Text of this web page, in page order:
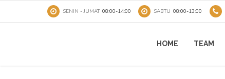
SENIN - JUMAT 08:00-14:00 SABTU 08:00-13:00
HOME TEAM